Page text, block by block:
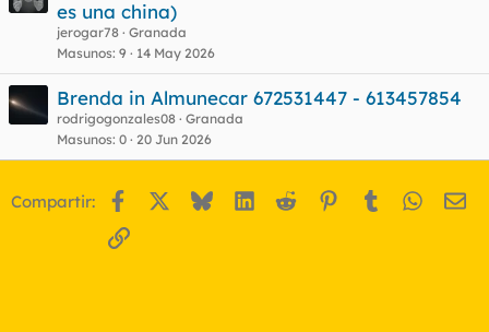
es una china)
jerogar78 Granada
Masunos 9 14 May 2026
Brenda in Almunecar 672531447 - 613457854
rodrigogonzales08 Granada
Masunos 0 20 Jun 2026
Compartir: Facebook BlueskyLinkedIn
Reddit Pinterest
Tumblr
Enlace